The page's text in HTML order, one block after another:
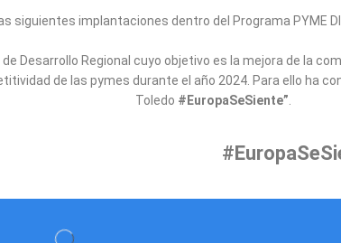
implantaciones dentro del Programa PYME
Desarrollo Regional cuyo objetivo es la mejora de la
de las pymes durante el año 2024. Para ello ha
Toledo #EuropaSeSiente”